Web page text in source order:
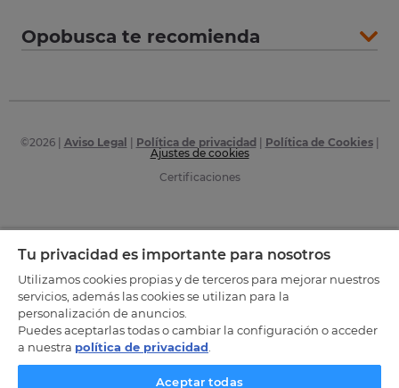
Opobusca te recomienda
©2026| Aviso Legal Política de privacidad Política de Cookies|
Ajustes de cookies
Certificaciones
Tu privacidad es importante para nosotros
Utilizamos cookies propias y de terceros para mejorar nuestros
servicios, además las cookies se utilizan para la
personalización de anuncios.
Puedes aceptarlas todas o cambiar la configuración o acceder
a nuestra política de privacidad
Aceptar todas